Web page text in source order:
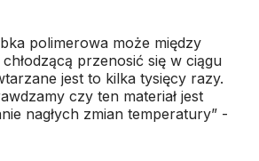
polimerowa może między
przenosić się w ciągu
jest to kilka tysięcy razy.
czy ten materiał jest
nagłych zmian temperatury” -